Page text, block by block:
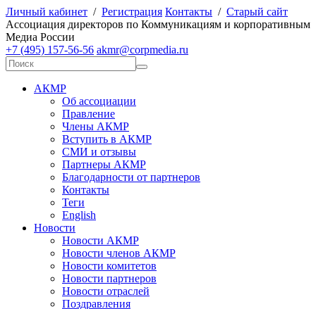
Личный кабинет / Регистрация Контакты / Старый сайт
Ассоциация директоров по Коммуникациям и корпоративным
Медиа России
+7 (495) 157-56-56 akmr@corpmedia.ru
АКМР
Об ассоциации
Правление
Члены АКМР
Вступить в АКМР
СМИ и отзывы
Партнеры АКМР
Благодарности от партнеров
Контакты
Теги
English
Новости
Новости АКМР
Новости членов АКМР
Новости комитетов
Новости партнеров
Новости отраслей
Поздравления